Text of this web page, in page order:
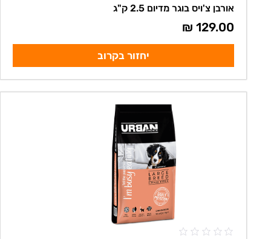
אורבן צ'ויס בוגר מדיום 2.5 ק"ג
129.00
₪
יחזור בקרוב